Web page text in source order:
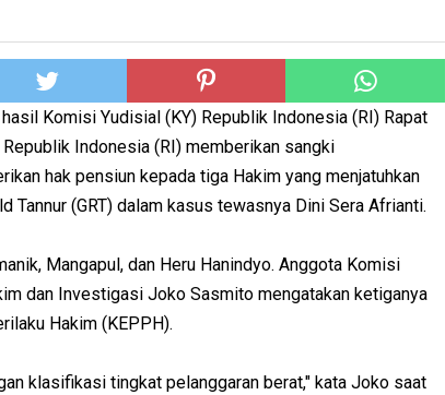
Komisi Yudisial (KY) Republik Indonesia (RI) Rapat
Indonesia (RI) memberikan sangki
hak pensiun kepada tiga Hakim yang menjatuhkan
(GRT) dalam kasus tewasnya Dini Sera Afrianti.
Mangapul, dan Heru Hanindyo. Anggota Komisi
dan Investigasi Joko Sasmito mengatakan ketiganya
Hakim (KEPPH).
klasifikasi tingkat pelanggaran berat," kata Joko saat